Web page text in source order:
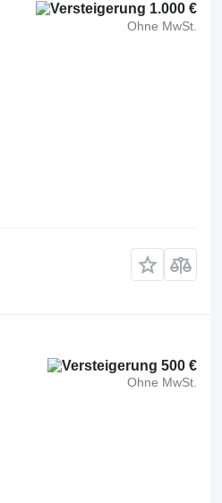
1.000 €
Ohne MwSt.
500 €
Ohne MwSt.